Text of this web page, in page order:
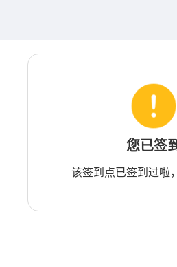
您已签
该签到点已签到过啦